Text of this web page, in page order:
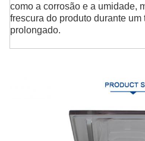
como a corrosão e a umidade,
frescura do produto durante
prolongado.